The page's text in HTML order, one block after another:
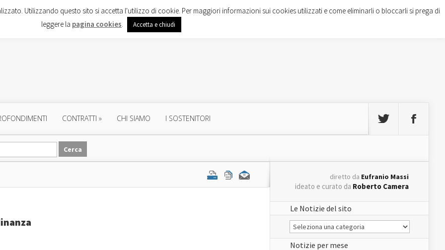
CONTRATTI » CHI SIAMO I SOSTENITORI
diretto da Eufranio Massi
ideato e curato da Roberto Camera
Le Notizie del sito
Le
Notizie
del
sito
Notizie per mese
Utilizzando questo sito si accetta l'utilizzo di cookie. Per maggiori informazioni sui cookies utilizzati e come eliminarli o bloccarli si prega di
leggere la pagina cookies. Accetta e chiudi